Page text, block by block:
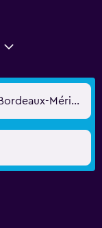
Bordeaux, France - Aéroport de Bordeaux-Mérignac (BOD)